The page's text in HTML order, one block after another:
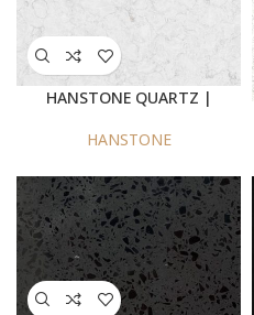
HANSTONE QUARTZ |
HANSTONE